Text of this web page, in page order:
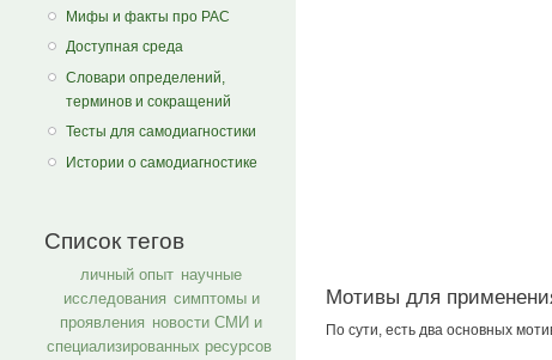
Мифы и факты про РАС
Доступная среда
Словари определений,
терминов и сокращений
Тесты для самодиагностики
Истории о самодиагностике
Список тегов
личный опыт научные
исследования симптомы и
проявления новости СМИ и
специализированных ресурсов
Мотивы для
По сути, есть два основных